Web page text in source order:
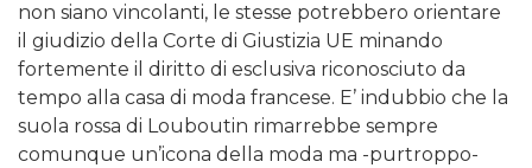
non siano vincolanti, le stesse potrebbero orientare
il giudizio della Corte di Giustizia UE minando
fortemente il diritto di esclusiva riconosciuto da
tempo alla casa di moda francese. E’ indubbio che la
suola rossa di Louboutin rimarrebbe sempre
comunque un’icona della moda ma -purtroppo-